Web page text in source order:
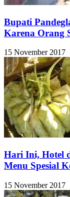
Bupati
Karena Orang
15 November 2017
Hari Ini, Hotel
Menu Spesial
15 November 2017